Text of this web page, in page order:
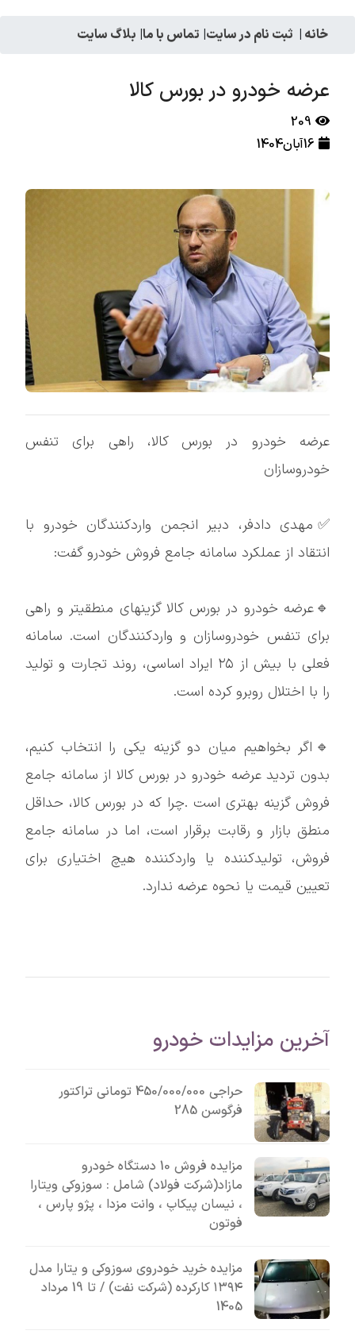
خانه | ثبت نام در سایت| تماس با ما| بلاگ سایت
عرضه خودرو در بورس کالا
209
16آبان1404
عرضه خودرو در بورس کالا، راهی برای تنفس
خودروسازان
✅مهدی دادفر، دبیر انجمن واردکنندگان خودرو با
انتقاد از عملکرد سامانه جامع فروش خودرو گفت:
🔹عرضه خودرو در بورس کالا گزینهای منطقیتر و راهی
برای تنفس خودروسازان و واردکنندگان است. سامانه
فعلی با بیش از ۲۵ ایراد اساسی، روند تجارت و تولید
را با اختلال روبرو کرده است.
🔹اگر بخواهیم میان دو گزینه یکی را انتخاب کنیم،
بدون تردید عرضه خودرو در بورس کالا از سامانه جامع
فروش گزینه بهتری است .چرا که در بورس کالا، حداقل
منطق بازار و رقابت برقرار است، اما در سامانه جامع
فروش، تولیدکننده یا واردکننده هیچ اختیاری برای
تعیین قیمت یا نحوه عرضه ندارد.
آخرین مزایدات خودرو
حراجی 450/000/000 تومانی تراکتور
فرگوسن 285
مزایده فروش 10 دستگاه خودرو
مازاد(شرکت فولاد) شامل : سوزوکی ویتارا
، نیسان پیکاپ ، وانت مزدا ، پژو پارس ،
فوتون
مزایده خرید خودروی سوزوکی و یتارا مدل
۱۳۹۴ کارکرده (شرکت نفت) / تا 19 مرداد
1405